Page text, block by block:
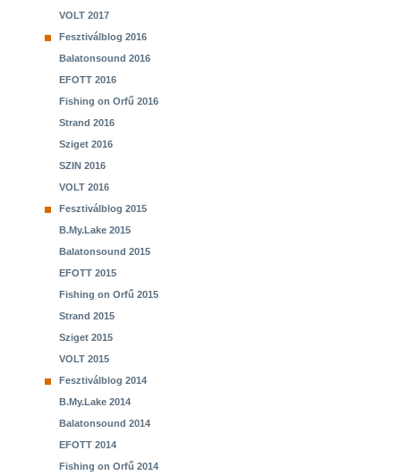
VOLT 2017
Fesztiválblog 2016
Balatonsound 2016
EFOTT 2016
Fishing on Orfű 2016
Strand 2016
Sziget 2016
SZIN 2016
VOLT 2016
Fesztiválblog 2015
B.My.Lake 2015
Balatonsound 2015
EFOTT 2015
Fishing on Orfű 2015
Strand 2015
Sziget 2015
VOLT 2015
Fesztiválblog 2014
B.My.Lake 2014
Balatonsound 2014
EFOTT 2014
Fishing on Orfű 2014